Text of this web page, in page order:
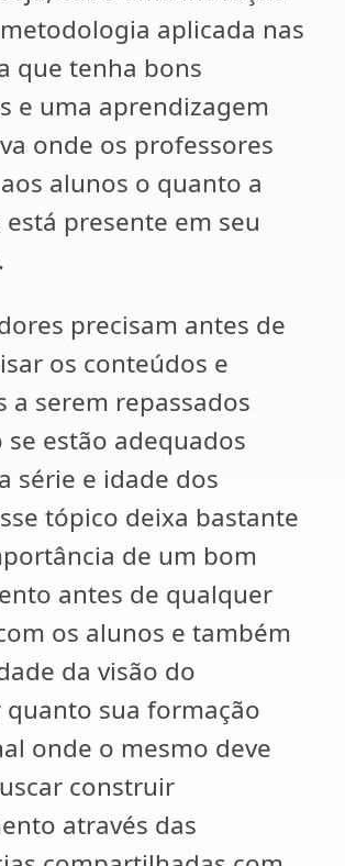
aplicada nas
que tenha bons
e uma aprendizagem
onde os professores
alunos o quanto a
presente em seu
precisam antes de
os conteúdos e
a serem repassados
se estão adequados
série e idade dos
tópico deixa bastante
de um bom
antes de qualquer
os alunos e também
da visão do
quanto sua formação
onde o mesmo deve
construir
através das